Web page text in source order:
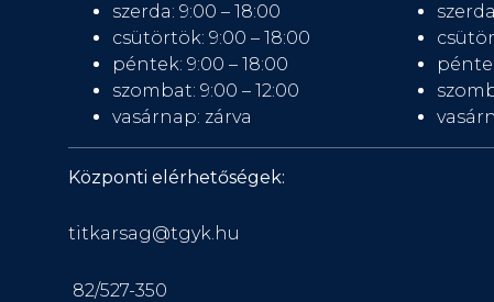
szerda: 9:00 – 18:00
csütörtök: 9:00 – 18:00
péntek: 9:00 – 18:00
szombat: 9:00 – 12:00
vasárnap: zárva
Központi elérhetőségek:
titkarsag@tgyk.hu
82/527-350